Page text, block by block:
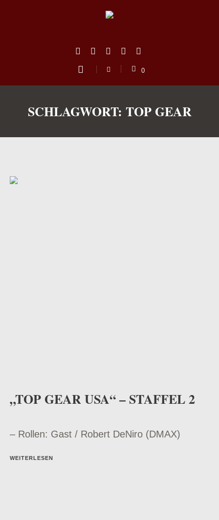
0
SCHLAGWORT: TOP GEAR
„TOP GEAR USA“ – STAFFEL 2
– Rollen: Gast / Robert DeNiro (DMAX)
WEITERLESEN